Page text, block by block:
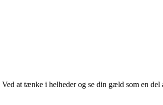
at tænke i helheder og se din gæld som en